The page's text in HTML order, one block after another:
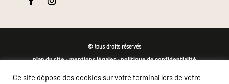
© tous droits réservés
plan du site-mentions légales-politique de confidentialité
Ce site dépose des cookies sur votre terminal lors de votre